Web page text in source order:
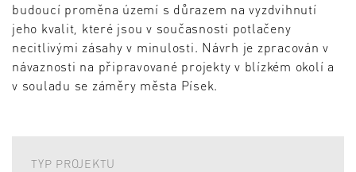
budoucí proměna území s důrazem na vyzdvihnutí
jeho kvalit, které jsou v současnosti potlačeny
necitlivými zásahy v minulosti. Návrh je zpracován v
návaznosti na připravované projekty v blízkém okolí a
v souladu se záměry města Písek.
TYP PROJEKTU